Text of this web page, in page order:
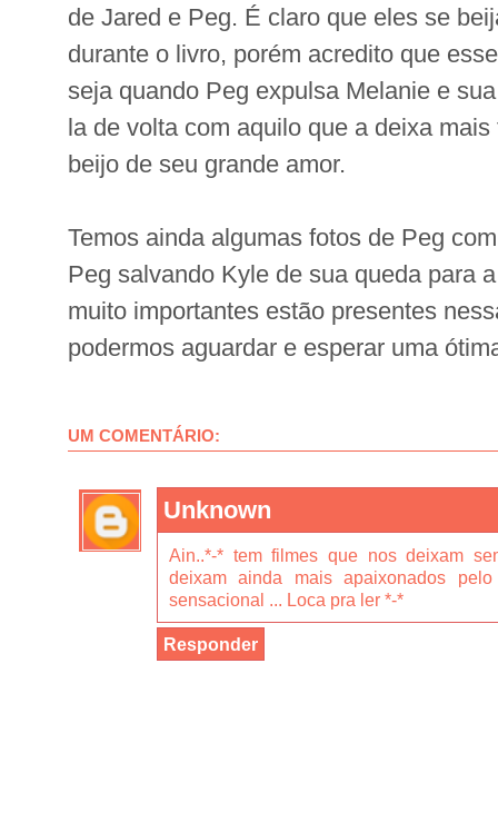
de Jared e Peg. É claro que eles se
durante o livro, porém acredito que
seja quando Peg expulsa Melanie e
la de volta com aquilo que a deixa
beijo de seu grande amor.
Temos ainda algumas fotos de Peg
Peg salvando Kyle de sua queda para
muito importantes estão presentes
podermos aguardar e esperar uma
UM COMENTÁRIO:
Unknown
Ain..*-* tem filmes que nos deixam
deixam ainda mais apaixonados
sensacional ... Loca pra ler *-*
Responder